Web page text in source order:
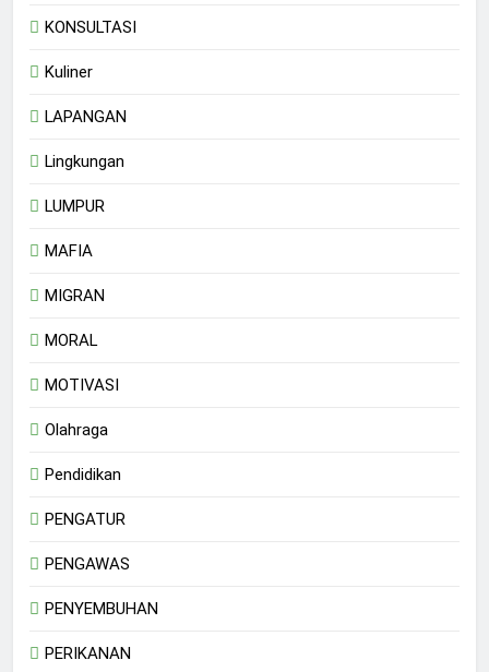
KONSULTASI
Kuliner
LAPANGAN
Lingkungan
LUMPUR
MAFIA
MIGRAN
MORAL
MOTIVASI
Olahraga
Pendidikan
PENGATUR
PENGAWAS
PENYEMBUHAN
PERIKANAN